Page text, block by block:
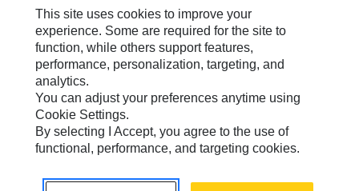
联系 Caterpillar
站点地图
Cookie Settings
法律
隐私
Asia-Chinese© 2026 Caterpillar. 保留所有权利.
This site uses cookies to improve your
experience. Some are required for the site to
function, while others support features,
performance, personalization, targeting, and
analytics.
You can adjust your preferences anytime using
Cookie Settings.
By selecting I Accept, you agree to the use of
functional, performance, and targeting cookies.